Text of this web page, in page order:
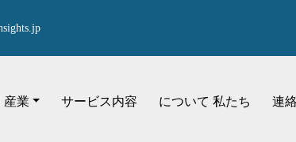
産業 サービス内容 について 私たち 連